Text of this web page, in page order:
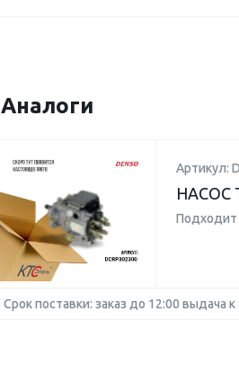
Аналоги
Артикул:
НАСОС
Подходит
Срок поставки: заказ до 12:00 выдача к